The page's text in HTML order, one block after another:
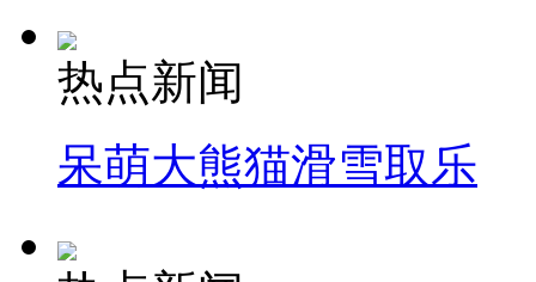
纽约上演“枕头大战”
司机酒驾遇交警 急速倒车逃窜
热点新闻
呆萌大熊猫滑雪取乐